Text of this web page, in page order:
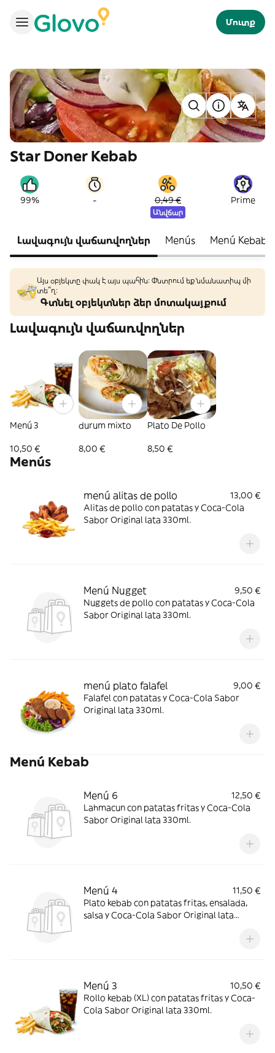
Մուտք
Star Doner Kebab
99% - 0,49 €
Անվճար
Prime
Լավագույն վաճառվողներ Menús Menú Kebab
Այս օբյեկտը փակ է այս պահին: Փնտրում եք նմանատիպ մի
տե՞ղ։
Գտնել օբյեկտներ ձեր մոտակայքում
Լավագույն վաճառվողներ
Menú 3
10,50 €
durum mixto
8,00 €
Plato De Pollo
8,50 €
Menús
menú alitas de pollo
13,00 €
Alitas de pollo con patatas y Coca-Cola
Sabor Original lata 330ml.
Menú Nugget
9,50 €
Nuggets de pollo con patatas y Coca-Cola
Sabor Original lata 330ml.
menú plato falafel
9,00 €
Falafel con patatas y Coca-Cola Sabor
Original lata 330ml.
Menú Kebab
Menú 6
12,50 €
Lahmacun con patatas fritas y Coca-Cola
Sabor Original lata 330ml.
Menú 4
11,50 €
Plato kebab con patatas fritas, ensalada,
salsa y Coca-Cola Sabor Original lata
Menú 3
10,50 €
Rollo kebab (XL) con patatas fritas y Coca-
Cola Sabor Original lata 330ml.